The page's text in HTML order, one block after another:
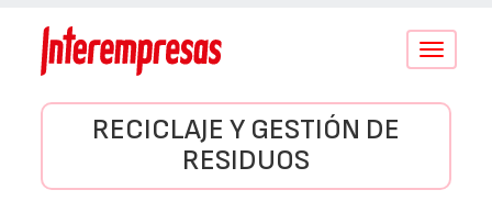
Conmutar
RECICLAJE Y GESTIÓN DE
RESIDUOS